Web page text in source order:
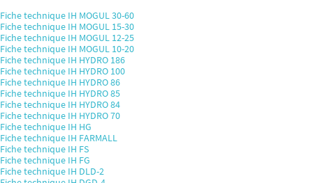
Fiche technique IH MOGUL 30-60
Fiche technique IH MOGUL 15-30
Fiche technique IH MOGUL 12-25
Fiche technique IH MOGUL 10-20
Fiche technique IH HYDRO 186
Fiche technique IH HYDRO 100
Fiche technique IH HYDRO 86
Fiche technique IH HYDRO 85
Fiche technique IH HYDRO 84
Fiche technique IH HYDRO 70
Fiche technique IH HG
Fiche technique IH FARMALL
Fiche technique IH FS
Fiche technique IH FG
Fiche technique IH DLD-2